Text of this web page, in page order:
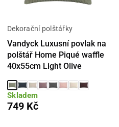
Dekorační polštářky
Vandyck Luxusní povlak na
polštář Home Piqué waffle
40x55cm Light Olive
Skladem
749 Kč